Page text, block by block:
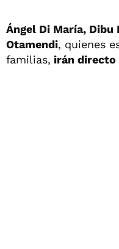
Ángel Di María,
Otamendi, quienes
familias, irán directo